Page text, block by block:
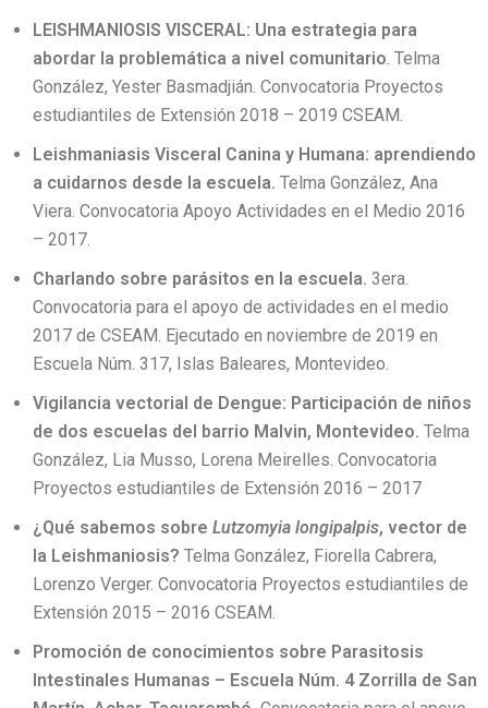
LEISHMANIOSIS VISCERAL: Una estrategia para
abordar la problemática a nivel comunitario. Telma
González, Yester Basmadjián. Convocatoria Proyectos
estudiantiles de Extensión 2018 – 2019 CSEAM.
Leishmaniasis Visceral Canina y Humana: aprendiendo
a cuidarnos desde la escuela. Telma González, Ana
Viera. Convocatoria Apoyo Actividades en el Medio 2016
– 2017.
Charlando sobre parásitos en la escuela. 3era.
Convocatoria para el apoyo de actividades en el medio
2017 de CSEAM. Ejecutado en noviembre de 2019 en
Escuela Núm. 317, Islas Baleares, Montevideo.
Vigilancia vectorial de Dengue: Participación de niños
de dos escuelas del barrio Malvin, Montevideo. Telma
González, Lia Musso, Lorena Meirelles. Convocatoria
Proyectos estudiantiles de Extensión 2016 – 2017
¿Qué sabemos sobre Lutzomyia longipalpis, vector de
la Leishmaniosis? Telma González, Fiorella Cabrera,
Lorenzo Verger. Convocatoria Proyectos estudiantiles de
Extensión 2015 – 2016 CSEAM.
Promoción de conocimientos sobre Parasitosis
Intestinales Humanas – Escuela Núm. 4 Zorrilla de San